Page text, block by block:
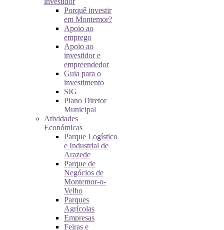
Porquê investir
em Montemor?
Apoio ao
emprego
Apoio ao
investidor e
empreendedor
Guia para o
investimento
SIG
Plano Diretor
Municipal
Atividades
Económicas
Parque Logístico
e Industrial de
Arazede
Parque de
Negócios de
Montemor-o-
Velho
Parques
Agrícolas
Empresas
Feiras e